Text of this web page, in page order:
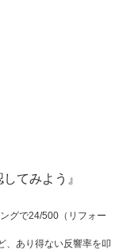
てみよう』
グで24/500（リフォー
、あり得ない反響率を叩